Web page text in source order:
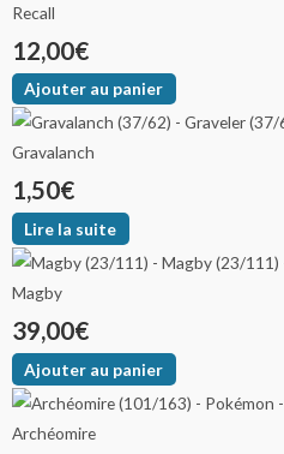
Recall
12,00€
Ajouter au panier
Gravalanch
1,50€
Lire la suite
Magby
39,00€
Ajouter au panier
Archéomire